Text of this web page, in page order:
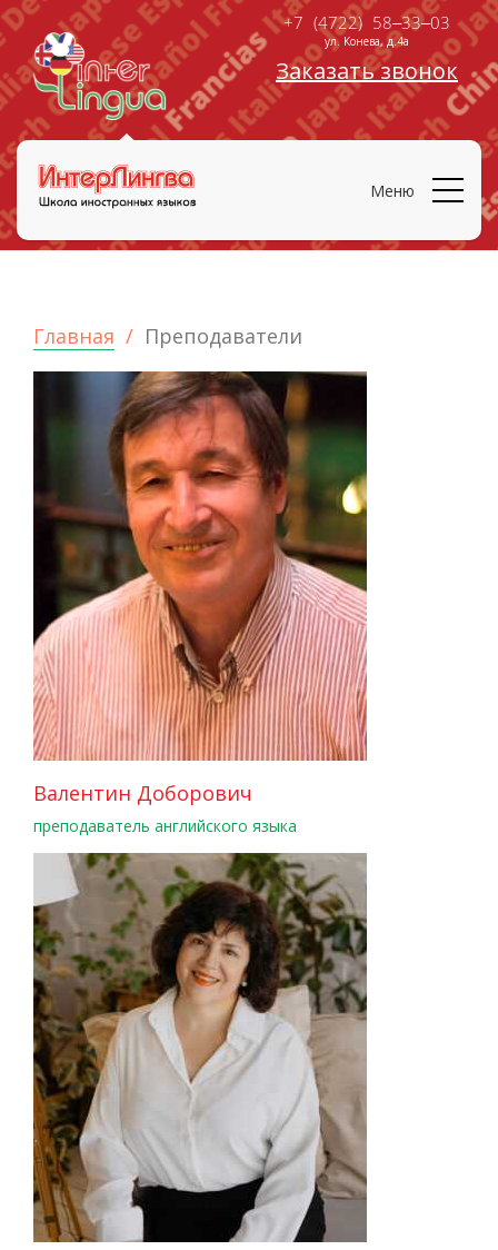
+7 (4722) 58‒33‒03
ул. Конева, д.4а
Заказать звонок
Меню
Главная Преподаватели
Валентин Доборович
преподаватель английского языка